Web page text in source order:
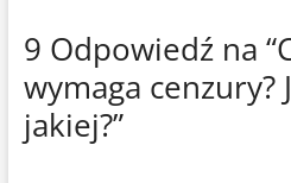
9 Odpowiedź na
wymaga cenzury?
jakiej?”